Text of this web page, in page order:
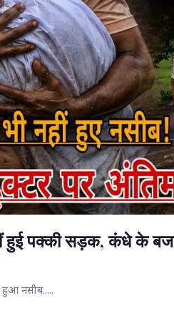
हुई पक्की सड़क, कंधे के
नसीब.....